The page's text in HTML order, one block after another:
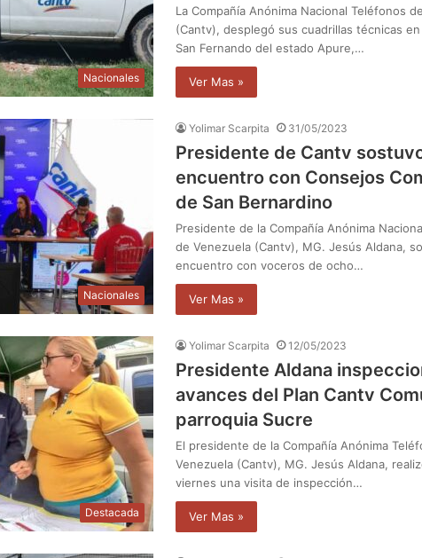
Nacionales
La Compañía Anónima Nacional Teléfonos
(Cantv), desplegó sus cuadrillas técnicas
San Fernando del estado Apure,…
Ver Mas »
Nacionales
Yolimar Scarpita 31/05/2023
Presidente de Cantv
encuentro con Consejos
de San Bernardino
Presidente de la Compañía Anónima
de Venezuela (Cantv), MG. Jesús Aldana,
encuentro con voceros de ocho…
Ver Mas »
Destacada
Yolimar Scarpita 12/05/2023
Presidente Aldana
avances del Plan Cantv
parroquia Sucre
El presidente de la Compañía Anónima
Venezuela (Cantv), MG. Jesús Aldana,
viernes una visita de inspección…
Ver Mas »